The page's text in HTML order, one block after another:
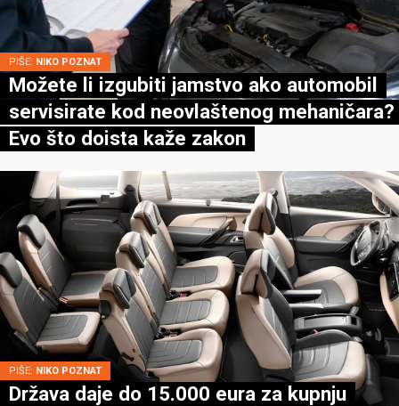
PIŠE: NIKO POZNAT
Možete li izgubiti jamstvo ako automobil
servisirate kod neovlaštenog mehaničara?
Evo što doista kaže zakon
PIŠE: NIKO POZNAT
Država daje do 15.000 eura za kupnju